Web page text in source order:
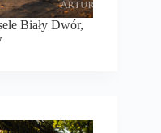
Biały Dwór,